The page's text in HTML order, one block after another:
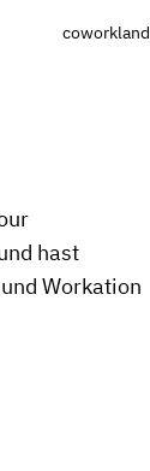
coworkland
hast
Workation